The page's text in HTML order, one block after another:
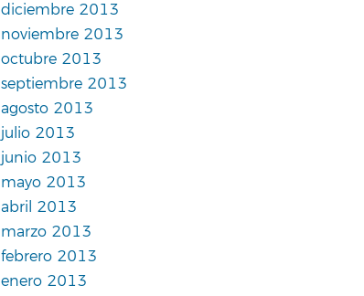
diciembre 2013
noviembre 2013
octubre 2013
septiembre 2013
agosto 2013
julio 2013
junio 2013
mayo 2013
abril 2013
marzo 2013
febrero 2013
enero 2013